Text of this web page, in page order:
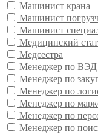
Машинист крана
Машинист
Машинист
Медицинский
Медсестра
Менеджер по ВЭД
Менеджер по
Менеджер по
Менеджер по
Менеджер по
Менеджер по